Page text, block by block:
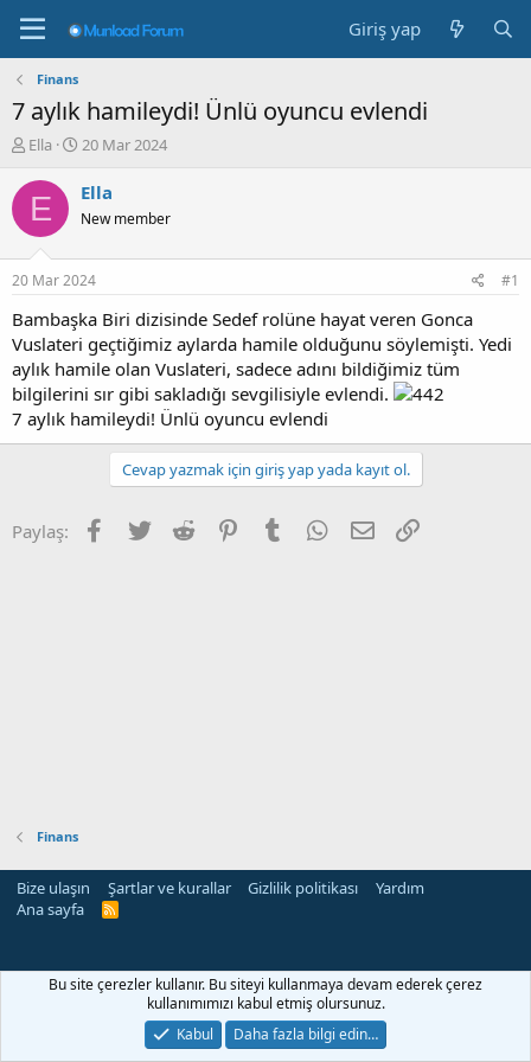
Giriş yap
Finans
7 aylık hamileydi! Ünlü oyuncu evlendi
K
n
b
u
u
b
a
l
a
t
a
n
Ella
B
ş
a
g
ı
ç
t
a
r
i
h
i
20 Mar 2024
E Ella
New member
20 Mar 2024 #1
Bambaşka Biri dizisinde Sedef rolüne hayat veren Gonca
Vuslateri geçtiğimiz aylarda hamile olduğunu söylemişti. Yedi
aylık hamile olan Vuslateri, sadece adını bildiğimiz tüm
bilgilerini sır gibi sakladığı sevgilisiyle evlendi.
7 aylık hamileydi! Ünlü oyuncu evlendi
Cevap yazmak için giriş yap yada kayıt ol.
Paylaş: Facebook
Twitter Reddit PinterestTumblr WhatsApp
E-posta
Finans
Bize ulaşın Şartlar ve kurallar Gizlilik politikası
Yardım
Ana sayfa
R
Bu site çerezler kullanır. Bu siteyi kullanmaya devam ederek çerez
kullanımımızı kabul etmiş olursunuz.
Kabul
Daha fazla bilgi edin…